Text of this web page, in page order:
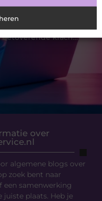
over
algemene blogs over
zoek bent naar
een samenwerking
juiste plaats. Heb je
De betoverende kracht van zonnepanelen in Breda